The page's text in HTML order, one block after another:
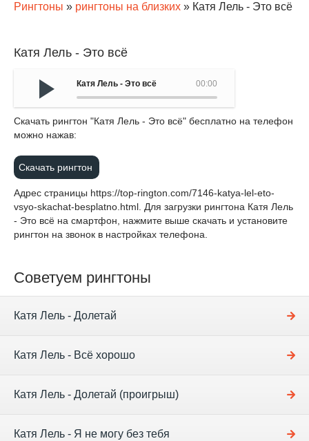
Рингтоны » рингтоны на близких » Катя Лель - Это всё
Катя Лель - Это всё
00:00
Катя Лель - Это всё
Cкачать рингтон "Катя Лель - Это всё" бесплатно на телефон
можно нажав:
Скачать рингтон
Адрес страницы https://top-rington.com/7146-katya-lel-eto-
vsyo-skachat-besplatno.html . Для загрузки рингтона Катя Лель
- Это всё на смартфон, нажмите выше скачать и установите
рингтон на звонок в настройках телефона.
Советуем рингтоны
Катя Лель - Долетай
Катя Лель - Всё хорошо
Катя Лель - Долетай (проигрыш)
Катя Лель - Я не могу без тебя